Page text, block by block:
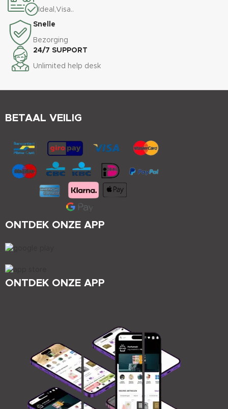
Ideal,Visa..
Snelle
Bezorging
24/7 SUPPORT
Unlimited help desk
ONTDEK ONZE APP
ONTDEK ONZE APP
BETAAL VEILIG